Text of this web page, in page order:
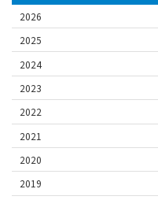
2026
2025
2024
2023
2022
2021
2020
2019